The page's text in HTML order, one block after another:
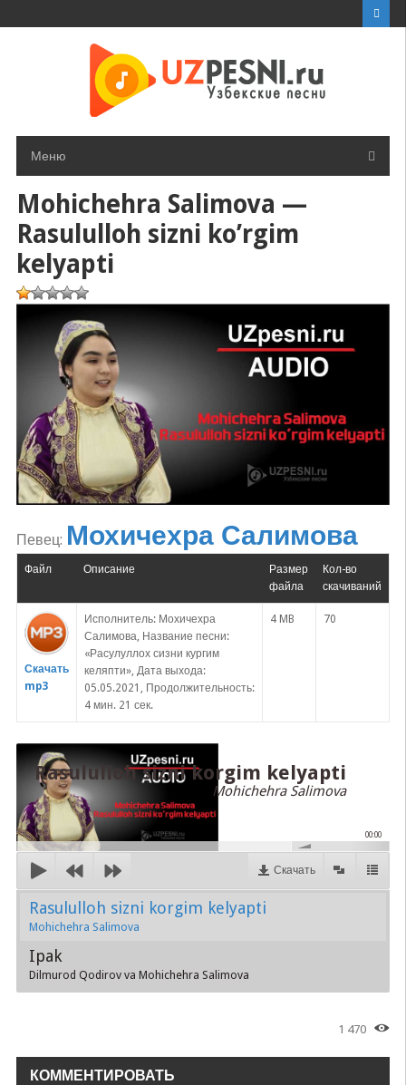
Меню
Mohichehra Salimova —
Rasululloh sizni ko’rgim
kelyapti
Певец: Мохичехра Салимова
Файл Описание
Размер
файла
Кол-во
скачиваний
Скачать
mp3
Исполнитель: Мохичехра
Салимова, Название песни:
«Расулуллох сизни кургим
келяпти», Дата выхода:
05.05.2021, Продолжительность:
4 мин. 21 сек.
4 MB 70
Rasululloh sizni korgim kelyapti
Mohichehra Salimova
00:00
Скачать
Rasululloh sizni korgim kelyapti
Mohichehra Salimova
Ipak
Dilmurod Qodirov va Mohichehra Salimova
1 470
КОММЕНТИРОВАТЬ